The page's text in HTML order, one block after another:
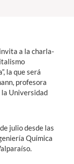
a la charla-
la que será
profesora
la Universidad
julio desde las
Química